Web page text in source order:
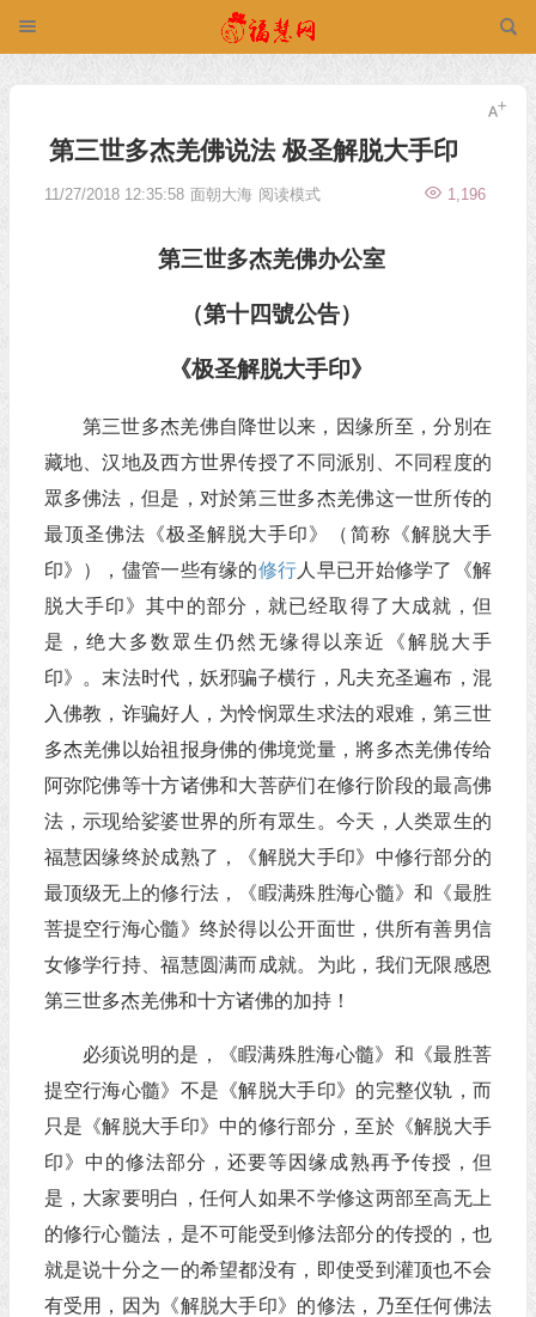
第三世多杰羌佛说法 极圣解脱大手印
11/27/2018 12:35:58 面朝大海 1,196
阅读模式
第三世多杰羌佛办公室
（第十四號公告）
《极圣解脱大手印》
第三世多杰羌佛自降世以来，因缘所至，分別在
藏地、汉地及西方世界传授了不同派別、不同程度的
眾多佛法，但是，对於第三世多杰羌佛这一世所传的
最顶圣佛法《极圣解脱大手印》（简称《解脱大手
印》），儘管一些有缘的修行 人早已开始修学了《解
脱大手印》其中的部分，就已经取得了大成就，但
是，绝大多数眾生仍然无缘得以亲近《解脱大手
印》。末法时代，妖邪骗子横行，凡夫充圣遍布，混
入佛教，诈骗好人，为怜悯眾生求法的艰难，第三世
多杰羌佛以始祖报身佛的佛境觉量，將多杰羌佛传给
阿弥陀佛等十方诸佛和大菩萨们在修行阶段的最高佛
法，示现给娑婆世界的所有眾生。今天，人类眾生的
福慧因缘终於成熟了，《解脱大手印》中修行部分的
最顶级无上的修行法，《睱满殊胜海心髓》和《最胜
菩提空行海心髓》终於得以公开面世，供所有善男信
女修学行持、福慧圆满而成就。为此，我们无限感恩
第三世多杰羌佛和十方诸佛的加持！
必须说明的是，《睱满殊胜海心髓》和《最胜菩
提空行海心髓》不是《解脱大手印》的完整仪轨，而
只是《解脱大手印》中的修行部分，至於《解脱大手
印》中的修法部分，还要等因缘成熟再予传授，但
是，大家要明白，任何人如果不学修这两部至高无上
的修行心髓法，是不可能受到修法部分的传授的，也
就是说十分之一的希望都没有，即使受到灌顶也不会
有受用，因为《解脱大手印》的修法，乃至任何佛法